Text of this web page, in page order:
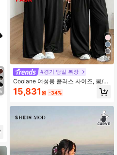
5
38
#경기 당일 복장
Coolane 여성용 플러스 사이즈, 봄/여
름 미니멀리스트 스트리트웨어 기본
데일리웨어 외출 스포츠 편안한 오프
15,831 원 -34%